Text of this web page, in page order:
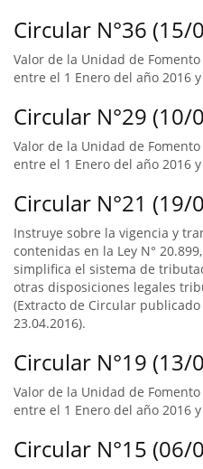
Circular N°36 (15/
Valor de la Unidad de
entre el 1 Enero del año 2016
Circular N°29 (10/
Valor de la Unidad de
entre el 1 Enero del año 2016
Circular N°21 (19/
Instruye sobre la vigencia y
contenidas en la Ley N°
simplifica el sistema de
otras disposiciones legales
(Extracto de Circular
23.04.2016).
Circular N°19 (13/
Valor de la Unidad de
entre el 1 Enero del año 2016
Circular N°15 (06/